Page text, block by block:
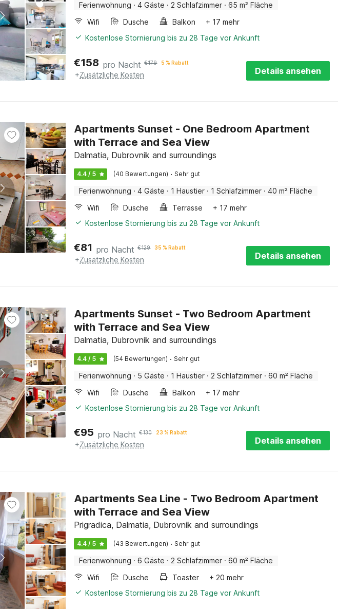
Ferienwohnung · 4 Gäste · 2 Schlafzimmer · 65 m² Fläche
Wifi
Dusche Balkon
+ 17 mehr
Kostenlose Stornierung bis zu 28 Tage vor Ankunft
€158 pro Nacht €179 5 % Rabatt
+Zusätzliche Kosten Details ansehen
Apartments Sunset - One Bedroom Apartment
with Terrace and Sea View
Dalmatia, Dubrovnik and surroundings
4.4 / 5 (40 Bewertungen) · Sehr gut
Ferienwohnung · 4 Gäste · 1 Haustier · 1 Schlafzimmer · 40 m² Fläche
Wifi
Dusche Terrasse
+ 17 mehr
Kostenlose Stornierung bis zu 28 Tage vor Ankunft
€81 pro Nacht €129 35 % Rabatt
+Zusätzliche Kosten Details ansehen
Apartments Sunset - Two Bedroom Apartment
with Terrace and Sea View
Dalmatia, Dubrovnik and surroundings
4.4 / 5 (54 Bewertungen) · Sehr gut
Ferienwohnung · 5 Gäste · 1 Haustier · 2 Schlafzimmer · 60 m² Fläche
Wifi
Dusche Balkon
+ 17 mehr
Kostenlose Stornierung bis zu 28 Tage vor Ankunft
€95 pro Nacht €130 23 % Rabatt
+Zusätzliche Kosten Details ansehen
Apartments Sea Line - Two Bedroom Apartment
with Terrace and Sea View
Prigradica, Dalmatia, Dubrovnik and surroundings
4.4 / 5 (43 Bewertungen) · Sehr gut
Ferienwohnung · 6 Gäste · 2 Schlafzimmer · 60 m² Fläche
Wifi
Dusche Toaster
+ 20 mehr
Kostenlose Stornierung bis zu 28 Tage vor Ankunft